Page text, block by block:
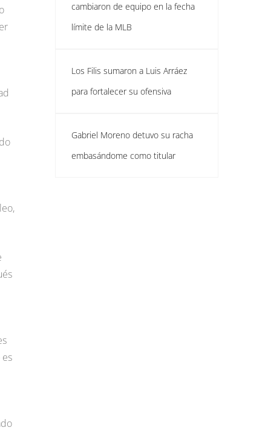
cambiaron de equipo en la fecha
límite de la MLB
Los Filis sumaron a Luis Arráez
para fortalecer su ofensiva
Gabriel Moreno detuvo su racha
embasándome como titular